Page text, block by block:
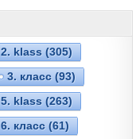
2. klass (305)
3. класс (93)
5. klass (263)
6. класс (61)